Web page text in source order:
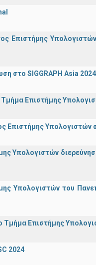
Επιστήμης
στο SIGGRAPH Asia
Επιστήμης
Επιστήμης Υπολογιστών
Υπολογιστών
Υπολογιστών του
Επιστήμης
2024